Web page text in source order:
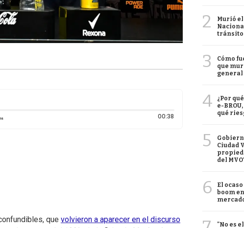
00:38 Duración: 38 segundos
que volvieron a aparecer en el discurso
2
Murió
tránsito
3
Cómo
que
general
4
¿Por
e-
qué
5
Ciudad
del
6
El
boom
"No es